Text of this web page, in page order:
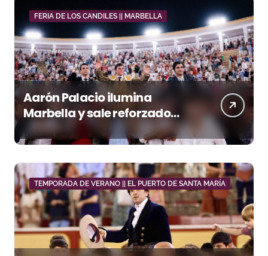
FERIA DE LOS CANDILES || MARBELLA
Aarón Palacio ilumina
Marbella y sale reforzado
junto a Manzanares y
Morante
TEMPORADA DE VERANO || EL PUERTO DE SANTA MARÍA